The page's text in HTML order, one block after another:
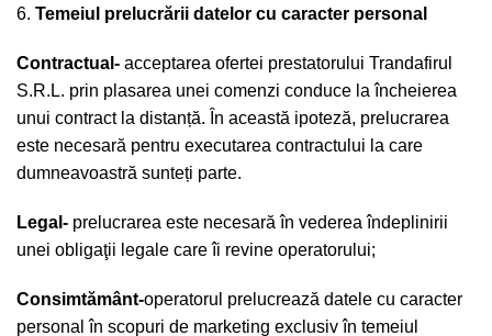
Temeiul prelucrării datelor cu caracter personal
Contractual- acceptarea ofertei prestatorului Trandafirul
S.R.L. prin plasarea unei comenzi conduce la încheierea
unui contract la distanță. În această ipoteză, prelucrarea
este necesară pentru executarea contractului la care
dumneavoastră sunteți parte.
Legal- prelucrarea este necesară în vederea îndeplinirii
unei obligaţii legale care îi revine operatorului;
Consimtământ-operatorul prelucrează datele cu caracter
personal în scopuri de marketing exclusiv în temeiul